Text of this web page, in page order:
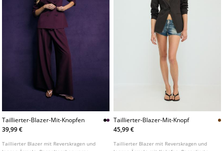
Taillierter-Blazer-Mit-Knopfen
39,99 €
Taillierter Blazer mit Reverskragen und
Taillierter-Blazer-Mit-Knopf
45,99 €
Taillierter Blazer mit Reverskragen und